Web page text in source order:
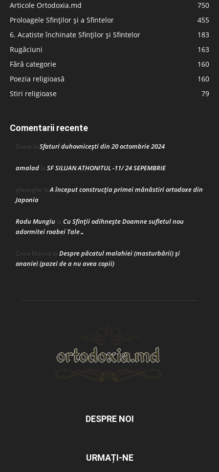
Articole Ortodoxia.md
750
Proloagele Sfinților și a Sfintelor
455
6. Acatiste închinate Sfinților și Sfintelor
183
Rugăciuni
163
Fără categorie
160
Poezia religioasă
160
Stiri religioase
79
Comentarii recente
Doina la Sfaturi duhovnicești din 20 octombrie 2024
amalad la SF SILUAN ATHONITUL -11/ 24 SEPEMBRIE
gheorghe laA început construcţia primei mănăstiri ortodoxe din
Japonia
Radu Mungiu la Cu Sfinții odihnește Doamne sufletul nou
adormitei roabei Tale…
Crina Marina la Despre păcatul malahiei (masturbării) şi
onaniei (pazei de a nu avea copii)
DESPRE NOI
URMAȚI-NE